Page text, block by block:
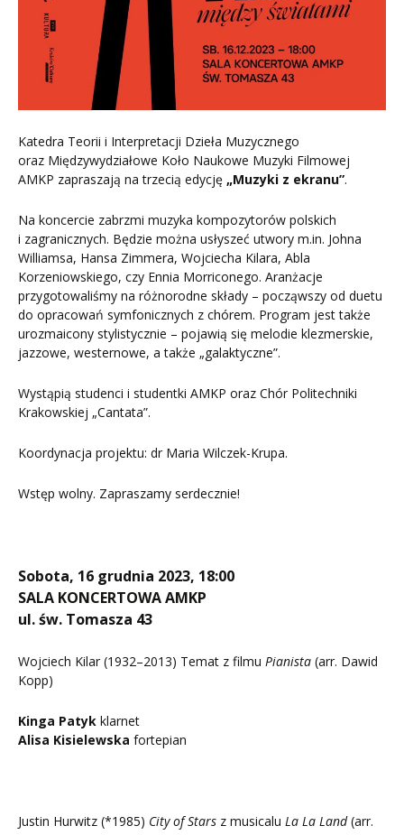
Katedra Teorii i Interpretacji Dzieła Muzycznego
oraz Międzywydziałowe Koło Naukowe Muzyki Filmowej
AMKP zapraszają na trzecią edycję „Muzyki z ekranu”.
Na koncercie zabrzmi muzyka kompozytorów polskich
i zagranicznych. Będzie można usłyszeć utwory m.in. Johna
Williamsa, Hansa Zimmera, Wojciecha Kilara, Abla
Korzeniowskiego, czy Ennia Morriconego. Aranżacje
przygotowaliśmy na różnorodne składy – począwszy od duetu
do opracowań symfonicznych z chórem. Program jest także
urozmaicony stylistycznie – pojawią się melodie klezmerskie,
jazzowe, westernowe, a także „galaktyczne”.
Wystąpią studenci i studentki AMKP oraz Chór Politechniki
Krakowskiej „Cantata”.
Koordynacja projektu: dr Maria Wilczek-Krupa.
Wstęp wolny. Zapraszamy serdecznie!
Sobota, 16 grudnia 2023, 18:00
SALA KONCERTOWA AMKP
ul. św. Tomasza 43
Wojciech Kilar (1932–2013) Temat z filmu Pianista (arr. Dawid
Kopp)
Kinga Patyk klarnet
Alisa Kisielewska fortepian
Justin Hurwitz (*1985) City of Stars z musicalu La La Land(arr.